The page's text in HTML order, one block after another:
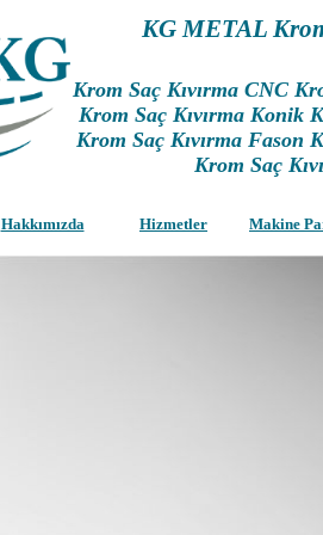
KG METAL
Krom Saç Kıvırma CNC
Krom Saç Kıvırma Konik
Krom Saç Kıvırma Fason
Krom Saç
Hakkımızda Hizmetler Makine